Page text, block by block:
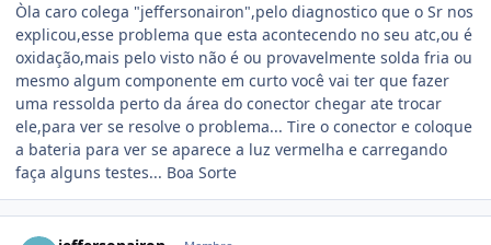
Òla caro colega "jeffersonairon",pelo diagnostico que o Sr nos
explicou,esse problema que esta acontecendo no seu atc,ou é
oxidação,mais pelo visto não é ou provavelmente solda fria ou
mesmo algum componente em curto você vai ter que fazer
uma ressolda perto da área do conector chegar ate trocar
ele,para ver se resolve o problema... Tire o conector e coloque
a bateria para ver se aparece a luz vermelha e carregando
faça alguns testes... Boa Sorte